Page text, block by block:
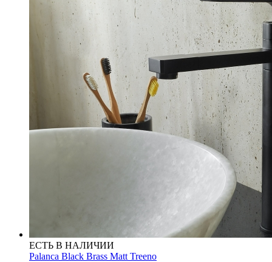
ЕСТЬ В НАЛИЧИИ
Palanca Black Brass Matt Treeno